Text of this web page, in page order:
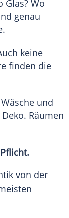
Glas? Wo
genau
keine
finden die
und
Räumen
von der